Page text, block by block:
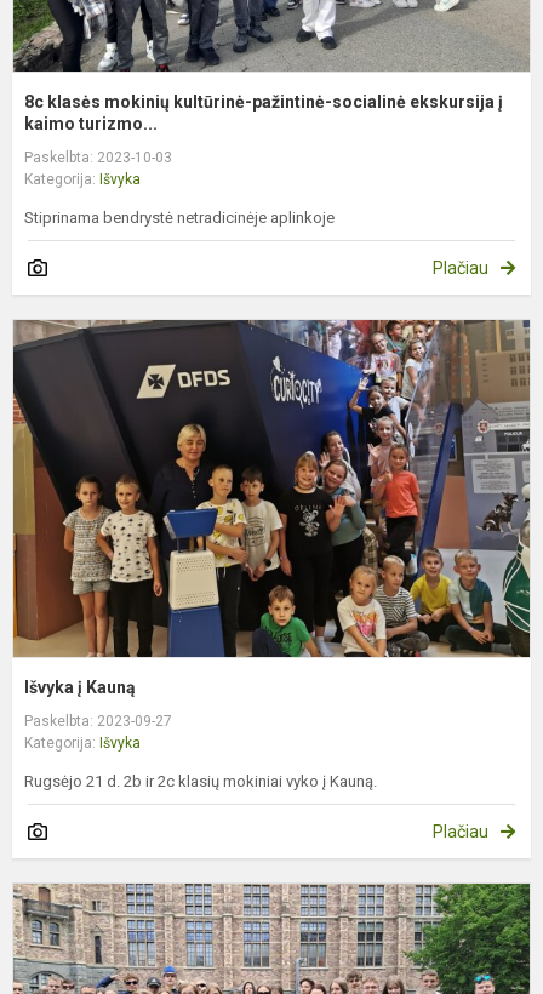
8c klasės mokinių kultūrinė-pažintinė-socialinė ekskursija į
kaimo turizmo...
Paskelbta: 2023-10-03
Kategorija: Išvyka
Stiprinama bendrystė netradicinėje aplinkoje
Plačiau
Išvyka į Kauną
Paskelbta: 2023-09-27
Kategorija: Išvyka
Rugsėjo 21 d. 2b ir 2c klasių mokiniai vyko į Kauną.
Plačiau